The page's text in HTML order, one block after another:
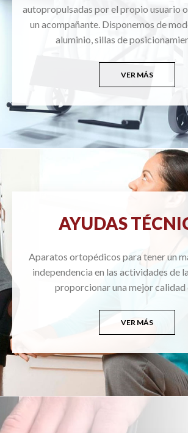
autopropulsadas por el propio usuario
un acompañante. Disponemos de
aluminio, sillas de
VER MÁS
AYUDAS
Aparatos ortopédicos para tener un
independencia en las actividades de
proporcionar una mejor calidad
VER MÁS